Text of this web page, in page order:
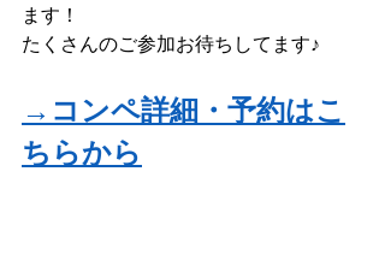
ます！
たくさんのご参加お待ちしてます♪
→コンペ詳細・予約はこ
ちらから